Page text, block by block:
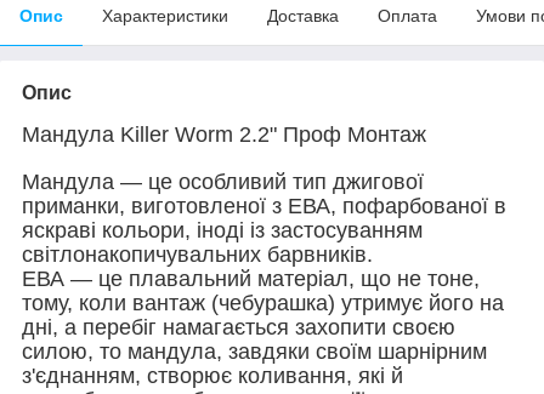
Опис Характеристики Доставка Оплата Умови
Опис
Мандула Killer Worm 2.2" Проф Монтаж
Мандула — це особливий тип джигової
приманки, виготовленої з ЕВА, пофарбованої в
яскраві кольори, іноді із застосуванням
світлонакопичувальних барвників.
ЕВА — це плавальний матеріал, що не тоне,
тому, коли вантаж (чебурашка) утримує його на
дні, а перебіг намагається захопити своєю
силою, то мандула, завдяки своїм шарнірним
з'єднанням, створює коливання, які й